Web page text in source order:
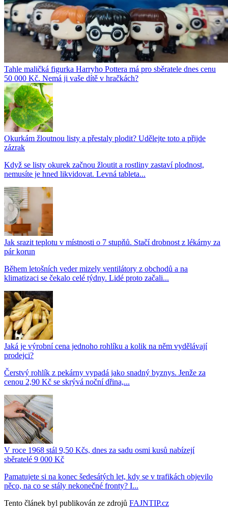
Tahle maličká figurka Harryho Pottera má pro sběratele dnes cenu
50 000 Kč. Nemá ji vaše dítě v hračkách?
Okurkám žloutnou listy a přestaly plodit? Udělejte toto a přijde
zázrak
Když se listy okurek začnou žloutit a rostliny zastaví plodnost,
nemusíte je hned likvidovat. Levná tableta...
Jak srazit teplotu v místnosti o 7 stupňů. Stačí drobnost z lékárny za
pár korun
Během letošních veder mizely ventilátory z obchodů a na
klimatizaci se čekalo celé týdny. Lidé proto začali...
Jaká je výrobní cena jednoho rohlíku a kolik na něm vydělávají
prodejci?
Čerstvý rohlík z pekárny vypadá jako snadný byznys. Jenže za
cenou 2,90 Kč se skrývá noční dřina,...
V roce 1968 stál 9,50 Kčs, dnes za sadu osmi kusů nabízejí
sběratelé 9 000 Kč
Pamatujete si na konec šedesátých let, kdy se v trafikách objevilo
něco, na co se stály nekonečné fronty? I...
Tento článek byl publikován ze zdrojů FAJNTIP.cz